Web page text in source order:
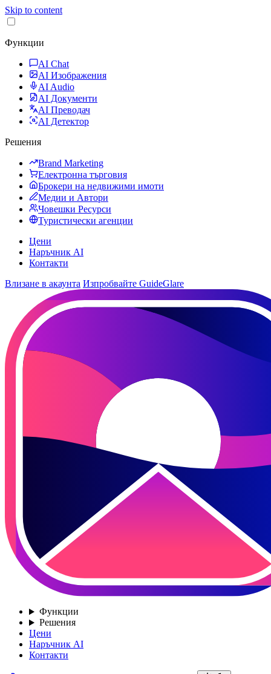
Skip to content
Функции
AI Chat
AI Изображения
AI Audio
AI Документи
AI Преводач
AI Детектор
Решения
Brand Marketing
Електронна търговия
Брокери на недвижими имоти
Медии и Автори
Човешки Ресурси
Туристически агенции
Цени
Наръчник AI
Контакти
Влизане в акаунта Изпробвайте GuideGlare
Функции
Решения
Цени
Наръчник AI
Контакти